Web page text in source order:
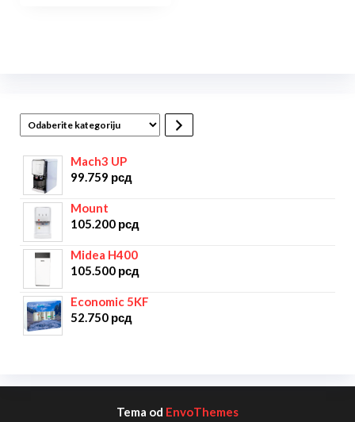
Mach3 UP
99.759 рсд
Mount
105.200 рсд
Midea H400
105.500 рсд
Economic 5KF
52.750 рсд
Tema od EnvoThemes